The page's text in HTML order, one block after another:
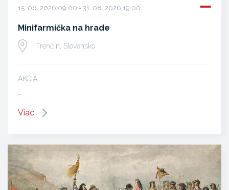
15. 06. 2026 09:00 - 31. 08. 2026 19:00
Minifarmička na hrade
Trenčín, Slovensko
AKCIA
Viac